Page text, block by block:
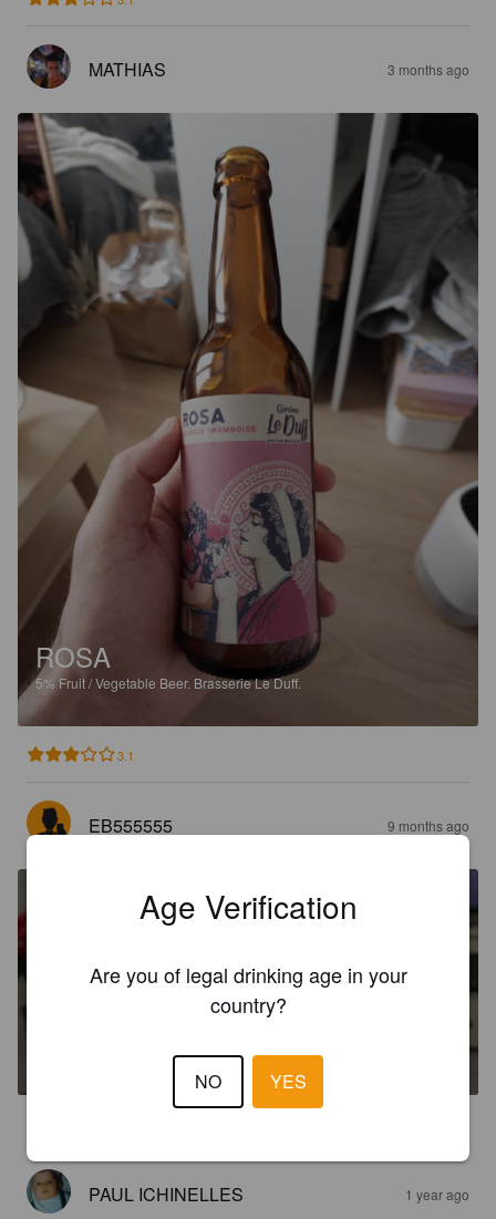
MATHIAS 3 months ago
ROSA
5%Fruit / Vegetable Beer. Brasserie Le Duff.
3.1
EB555555 9 months ago
Brasserie Le Duff.
PAUL ICHINELLES 1 year ago
Age Verification
Are you of legal drinking age in your
country?
NO YES